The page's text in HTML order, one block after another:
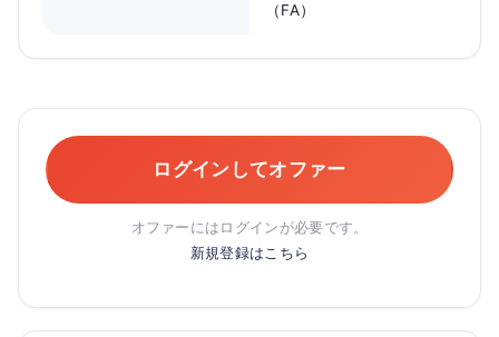
（FA）
ログインしてオファー
オファーにはログインが必要です。
新規登録はこちら